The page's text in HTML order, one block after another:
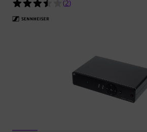
3.5/5 csillag, összesen 2
(2)